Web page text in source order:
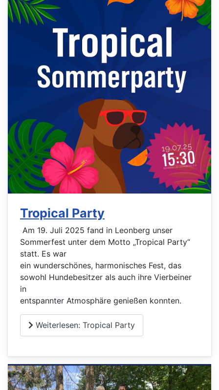
Tropical Party
Am 19. Juli 2025 fand in Leonberg unser
Sommerfest unter dem Motto „Tropical Party“
statt. Es war
ein wunderschönes, harmonisches Fest, das
sowohl Hundebesitzer als auch ihre Vierbeiner
in
entspannter Atmosphäre genießen konnten.
Weiterlesen: Tropical Party